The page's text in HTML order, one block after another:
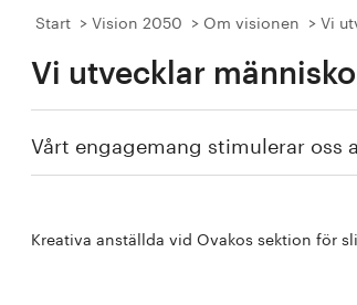
Start Vision 2050 Om visionen Vi
Vi utvecklar
Vårt engagemang stimulerar oss
Kreativa anställda vid Ovakos sektion för